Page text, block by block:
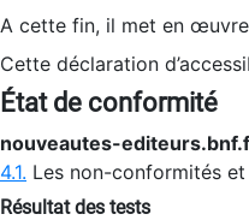
A cette fin, il met en
Cette déclaration
État de conformité
nouveautes-
4.1. Les non-conformités
Résultat des tests